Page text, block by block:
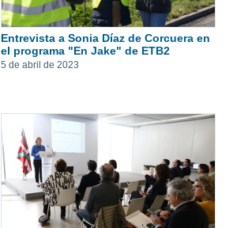
Entrevista a Sonia Díaz de Corcuera en
el programa "En Jake" de ETB2
5 de abril de 2023